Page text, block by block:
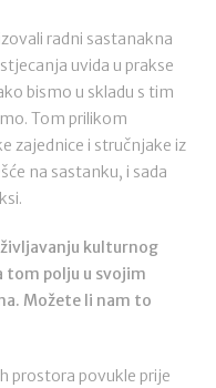
radni sastanakna
uvida u prakse
bismo u skladu s tim
Tom prilikom
zajednice i stručnjake iz
na sastanku, i sada
kulturnog
tom polju u svojim
Možete li nam to
prostora povukle prije